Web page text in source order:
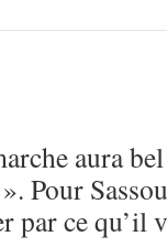
aura
Pour
par ce